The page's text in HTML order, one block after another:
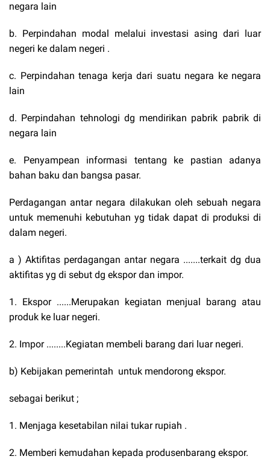
negara lain
b. Perpindahan modal melalui investasi asing dari luar
negeri ke dalam negeri .
c. Perpindahan tenaga kerja dari suatu negara ke negara
lain
d. Perpindahan tehnologi dg mendirikan pabrik pabrik di
negara lain
e. Penyampean informasi tentang ke pastian adanya
bahan baku dan bangsa pasar.
Perdagangan antar negara dilakukan oleh sebuah negara
untuk memenuhi kebutuhan yg tidak dapat di produksi di
dalam negeri.
a ) Aktifitas perdagangan antar negara .......terkait dg dua
aktifitas yg di sebut dg ekspor dan impor.
1. Ekspor ......Merupakan kegiatan menjual barang atau
produk ke luar negeri.
2. Impor ........Kegiatan membeli barang dari luar negeri.
b) Kebijakan pemerintah untuk mendorong ekspor.
sebagai berikut ;
1. Menjaga kesetabilan nilai tukar rupiah .
2. Memberi kemudahan kepada produsenbarang ekspor.